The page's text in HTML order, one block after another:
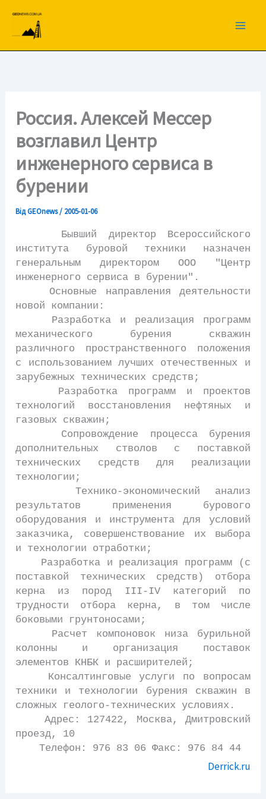
вмісту
Россия. Алексей Мессер
возглавил Центр
инженерного сервиса в
бурении
ВідGEOnews/ 2005-01-06
Бывший директор Всероссийского
института буровой техники назначен
генеральным директором ООО "Центр
инженерного сервиса в бурении".
Основные направления деятельности
новой компании:
Разработка и реализация программ
механического бурения скважин
различного пространственного положения
с использованием лучших отечественных и
зарубежных технических средств;
Разработка программ и проектов
технологий восстановления нефтяных и
газовых скважин;
Сопровождение процесса бурения
дополнительных стволов с поставкой
технических средств для реализации
технологии;
Технико-экономический анализ
результатов применения бурового
оборудования и инструмента для условий
заказчика, совершенствование их выбора
и технологии отработки;
Разработка и реализация программ (с
поставкой технических средств) отбора
керна из пород III-IV категорий по
трудности отбора керна, в том числе
боковыми грунтоносами;
Расчет компоновок низа бурильной
колонны и организация поставок
элементов КНБК и расширителей;
Консалтинговые услуги по вопросам
техники и технологии бурения скважин в
сложных геолого-технических условиях.
Адрес: 127422, Москва, Дмитровский
проезд, 10
Телефон: 976 83 06 Факс: 976 84 44
Derrick.ru